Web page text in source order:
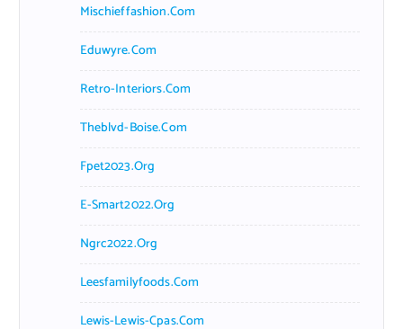
Mischieffashion.com
Eduwyre.com
Retro-Interiors.com
Theblvd-Boise.com
Fpet2023.org
E-Smart2022.org
Ngrc2022.org
Leesfamilyfoods.com
Lewis-Lewis-Cpas.com